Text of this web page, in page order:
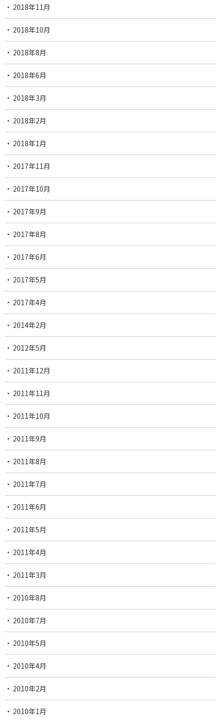
2018年11月
2018年10月
2018年8月
2018年6月
2018年3月
2018年2月
2018年1月
2017年11月
2017年10月
2017年9月
2017年8月
2017年6月
2017年5月
2017年4月
2014年2月
2012年5月
2011年12月
2011年11月
2011年10月
2011年9月
2011年8月
2011年7月
2011年6月
2011年5月
2011年4月
2011年3月
2010年8月
2010年7月
2010年5月
2010年4月
2010年2月
2010年1月